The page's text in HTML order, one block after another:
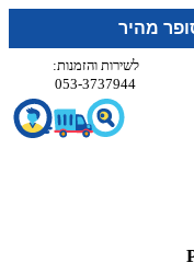
מהיר
לשירות והזמנות:
053-3737944